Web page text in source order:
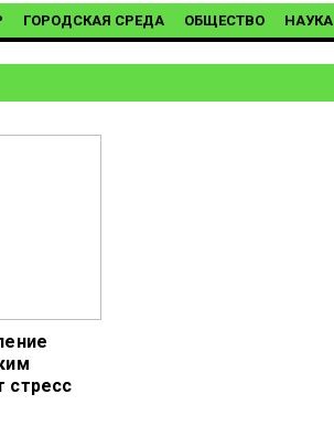
ГОРОДСКАЯ СРЕДА ОБЩЕСТВО НАУКА
стресс